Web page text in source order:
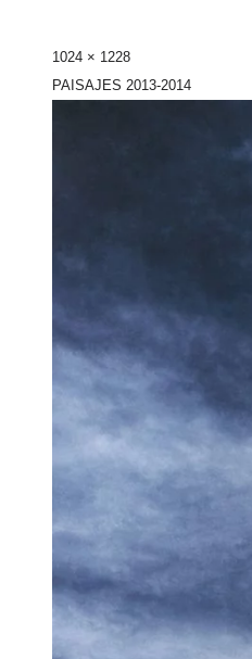
1024 × 1228
PAISAJES 2013-2014